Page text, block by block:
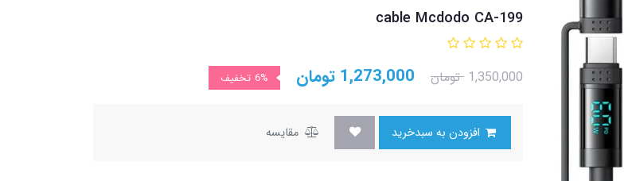
cable Mcdodo CA-199
1,350,000 تومان 1,273,000 تومان 6% تخفیف
مقایسه